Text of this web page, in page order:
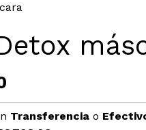
Transferencia o